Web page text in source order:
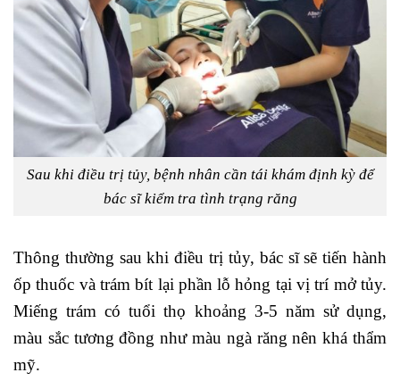
Sau khi điều trị tủy, bệnh nhân cần tái khám định kỳ để
bác sĩ kiểm tra tình trạng răng
Thông thường sau khi điều trị tủy, bác sĩ sẽ tiến hành
ốp thuốc và trám bít lại phần lỗ hỏng tại vị trí mở tủy.
Miếng trám có tuổi thọ khoảng 3-5 năm sử dụng,
màu sắc tương đồng như màu ngà răng nên khá thẩm
mỹ.